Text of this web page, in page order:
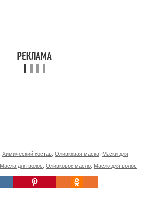
Химический состав Оливковая маска Маски для
Масла для волос Оливковое масло Масло для волос